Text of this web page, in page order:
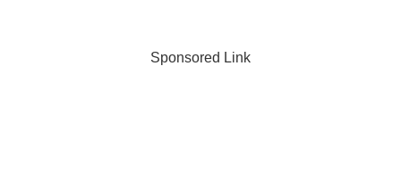
Sponsored Link